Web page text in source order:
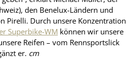
den Benelux-Ländern und
Pirelli. Durch unsere Konzentration
Superbike-WM können wir unsere
Reifen – vom Rennsportslick
er. cm